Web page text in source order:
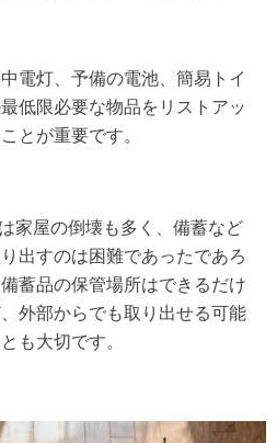
電灯、予備の電池、簡易トイ
低限必要な物品をリストアッ
とが重要です。
家屋の倒壊も多く、備蓄など
出すのは困難であったであろ
蓄品の保管場所はできるだけ
外部からでも取り出せる可能
も大切です。